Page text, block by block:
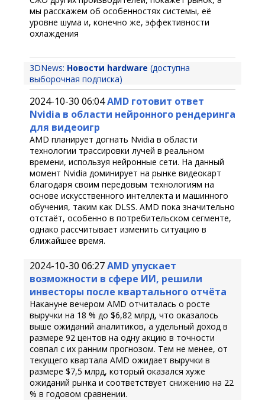
мы расскажем об особенностях системы, её
уровне шума и, конечно же, эффективности
охлаждения
3DNews: Новости hardware (доступна
выборочная подписка)
2024-10-30 06:04AMD готовит ответ
Nvidia в области нейронного рендеринга
для видеоигр
AMD планирует догнать Nvidia в области
технологии трассировки лучей в реальном
времени, используя нейронные сети. На данный
момент Nvidia доминирует на рынке видеокарт
благодаря своим передовым технологиям на
основе искусственного интеллекта и машинного
обучения, таким как DLSS. AMD пока значительно
отстаёт, особенно в потребительском сегменте,
однако рассчитывает изменить ситуацию в
ближайшее время.
2024-10-30 06:27AMD упускает
возможности в сфере ИИ, решили
инвесторы после квартального отчёта
Накануне вечером AMD отчиталась о росте
выручки на 18 % до $6,82 млрд, что оказалось
выше ожиданий аналитиков, а удельный доход в
размере 92 центов на одну акцию в точности
совпал с их ранним прогнозом. Тем не менее, от
текущего квартала AMD ожидает выручки в
размере $7,5 млрд, который оказался хуже
ожиданий рынка и соответствует снижению на 22
% в годовом сравнении.